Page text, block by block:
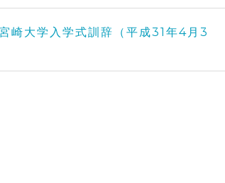
崎大学入学式訓辞（平成31年4月3